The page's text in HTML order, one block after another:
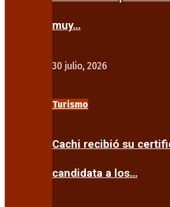
muy…
30 julio, 2026
Turismo
Cachi recibió su
candidata a los…